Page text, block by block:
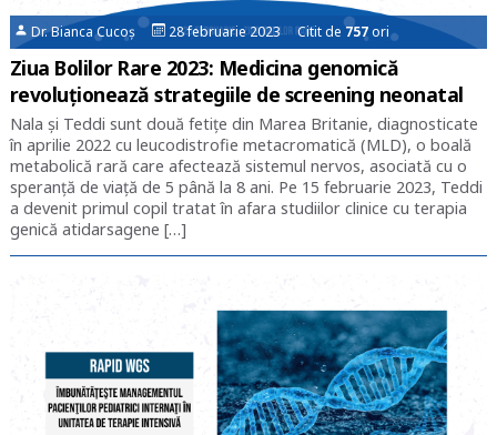
Dr. Bianca Cucoș 28 februarie 2023 Citit de757ori
Ziua Bolilor Rare 2023: Medicina genomică
revoluționează strategiile de screening neonatal
Nala și Teddi sunt două fetițe din Marea Britanie, diagnosticate
în aprilie 2022 cu leucodistrofie metacromatică (MLD), o boală
metabolică rară care afectează sistemul nervos, asociată cu o
speranță de viață de 5 până la 8 ani. Pe 15 februarie 2023, Teddi
a devenit primul copil tratat în afara studiilor clinice cu terapia
genică atidarsagene […]